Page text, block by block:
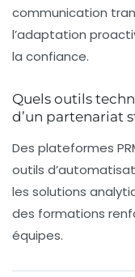
communication
l’adaptation
la confiance.
Quels outils
d’un partenariat
Des plateformes
outils
les solutions
des formations
équipes.